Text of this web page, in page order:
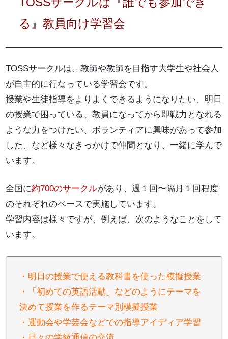
る』教員向け学習会
TOSSサークルは、教師や教師を目指す大学生や社会人
が自主的に行なっている学習会です。
授業や生徒指導をよりよくできるようになりたい、明日
の授業で困っている、教員になってから即戦力となれる
ような力をつけたい、ボランティアに興味があって参加
した、など様々なきっかけで仲間となり、一緒に学んで
います。
全国に約700のサークルがあり、週１回〜隔月１回程度
のそれぞれのペースで実施しています。
学習内容は様々ですが、例えば、次のようなことをして
います。
・明日の授業で使える教科書を使った模擬授業
・「初めての英語活動」などのようにテーマを
決めて授業を作るテーマ別模擬授業
・運動会や学芸会などでの指導アイディア学習